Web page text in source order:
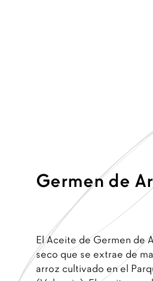
Germen de
El Aceite de Germen de
seco que se extrae de
arroz cultivado en el